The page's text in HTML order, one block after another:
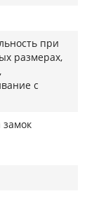
при
размерах,
с
замок